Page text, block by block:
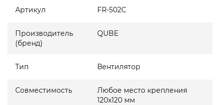
Артикул FR-502C
Производитель
(бренд)
QUBE
Тип Вентилятор
Совместимость
Любое место крепления
120x120 мм